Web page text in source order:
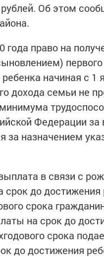
Об этом
года право на
начиная с 1
дохода семьи не
Федерации
за назначением
в связи с
срок до
срока
на срок до
срока
до достижения